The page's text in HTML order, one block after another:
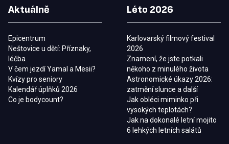
Aktuálně
Epicentrum
Neštovice u dětí: Příznaky,
léčba
V čem jezdí Yamal a Mesii?
Kvízy pro seniory
Kalendář úplňků 2026
Co je bodycount?
Léto 2026
Karlovarský filmový festival
2026
Znamení, že jste potkali
někoho z minulého života
Astronomické úkazy 2026:
zatmění slunce a další
Jak obléci miminko při
vysokých teplotách?
Jak na dokonalé letní mojito
6 lehkých letních salátů